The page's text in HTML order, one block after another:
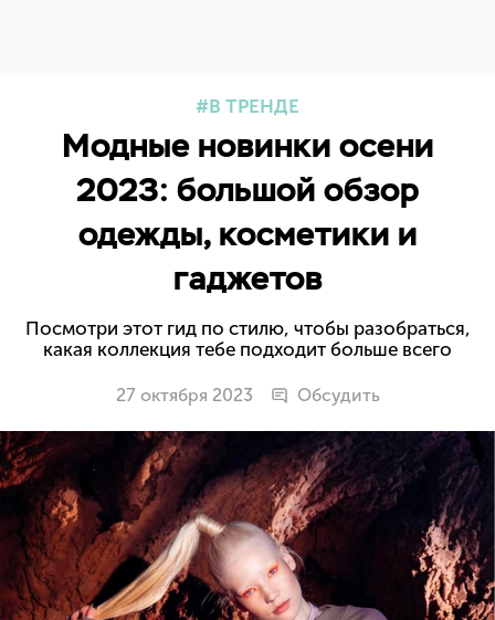
В ТРЕНДЕ
Модные новинки осени
2023: большой обзор
одежды, косметики и
гаджетов
Посмотри этот гид по стилю, чтобы разобраться,
какая коллекция тебе подходит больше всего
27 октября 2023 Обсудить